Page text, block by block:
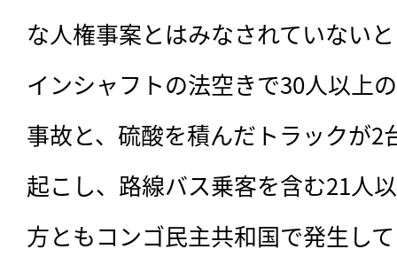
な人権事案とはみなされていない
インシャフトの法空きで30人以上
事故と、硫酸を積んだトラックが2
起こし、路線バス乗客を含む21人
方ともコンゴ民主共和国で発生し